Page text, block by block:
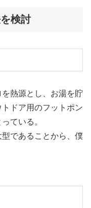
検討
熱源とし、お湯を貯
ドア用のフットポン
ている。
であることから、僕